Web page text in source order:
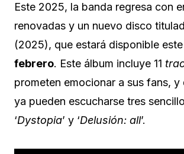
Este 2025, la banda regresa con
renovadas y un nuevo disco
(2025), que estará disponible este
febrero. Este álbum incluye 11
prometen emocionar a sus fans, y
ya pueden escucharse tres
‘Dystopia’ y ‘Delusión: all’.